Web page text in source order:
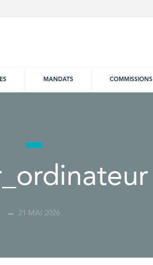
MANDATS COMMISSIONS
21 MAI 2026